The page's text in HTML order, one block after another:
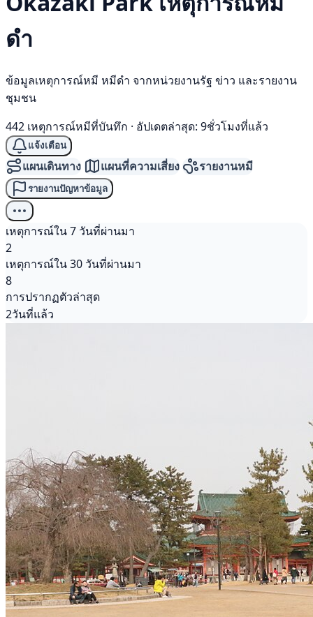
ดำ
ข้อมูลเหตุการณ์หมี หมีดำ จากหน่วยงานรัฐ ข่าว และรายงาน
ชุมชน
442 เหตุการณ์หมีที่บันทึก · อัปเดตล่าสุด: 9ชั่วโมงที่แล้ว
แจ้งเตือน
แผนเดินทาง แผนที่ความเสี่ยง รายงานหมี
รายงานปัญหาข้อมูล
เหตุการณ์ใน 7 วันที่ผ่านมา
2
เหตุการณ์ใน 30 วันที่ผ่านมา
8
การปรากฏตัวล่าสุด
2วันที่แล้ว